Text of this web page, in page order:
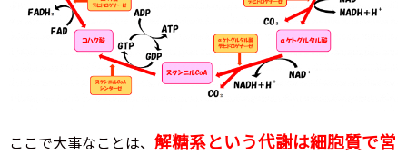
ここで大事なことは、 解糖系という代謝は細胞質で営